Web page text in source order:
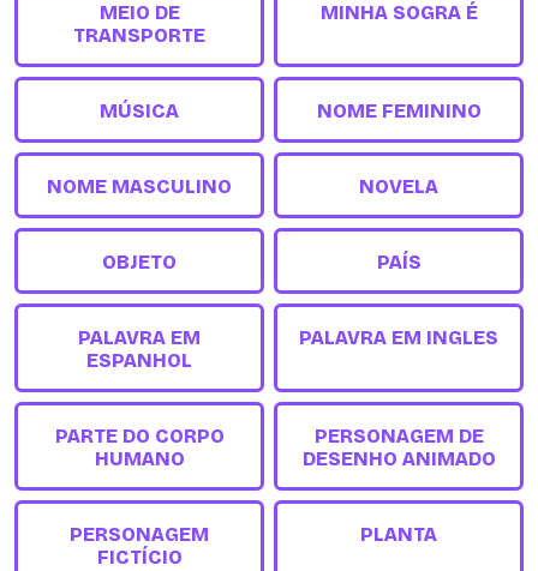
MEIO DE
TRANSPORTE
MINHA SOGRA É
MÚSICA NOME FEMININO
NOME MASCULINO NOVELA
OBJETO PAÍS
PALAVRA EM
ESPANHOL
PALAVRA EM INGLES
PARTE DO CORPO
HUMANO
PERSONAGEM DE
DESENHO ANIMADO
PERSONAGEM
FICTÍCIO
PLANTA